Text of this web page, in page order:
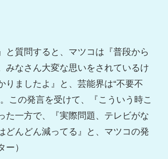
と質問すると、マツコは『普段から
みなさん大変な思いをされているけ
りましたよ』と、芸能界は“不要不
この発言を受けて、『こういう時こ
た一方で、『実際問題、テレビがな
どんどん減ってる』と、マツコの発
）